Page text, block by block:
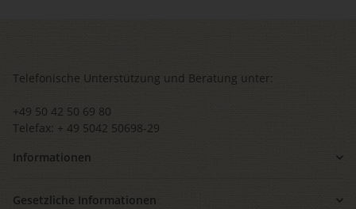
Telefonische Unterstützung und Beratung unter:
+49 50 42 50 69 80
Telefax: + 49 5042 50698-29
Informationen
Gesetzliche Informationen